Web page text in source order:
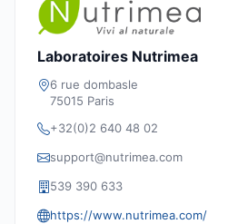
Laboratoires Nutrimea
6 rue dombasle
75015 Paris
+32(0)2 640 48 02
support@nutrimea.com
539 390 633
https://www.nutrimea.com/